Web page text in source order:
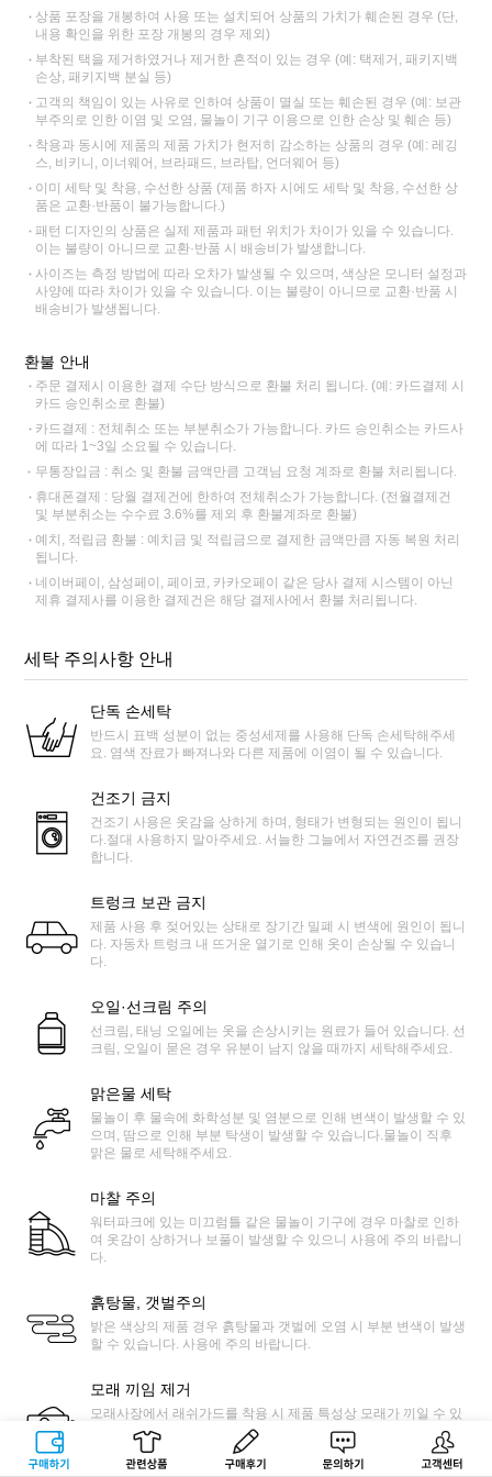
구매하기 관련상품 상품후기 문의하기 고객센터
상품 포장을 개봉하여 사용 또는 설치되어 상품의 가치가 훼손된 경우 (단,
내용 확인을 위한 포장 개봉의 경우 제외)
부착된 택을 제거하였거나 제거한 흔적이 있는 경우 (예: 택제거, 패키지백
손상, 패키지백 분실 등)
고객의 책임이 있는 사유로 인하여 상품이 멸실 또는 훼손된 경우 (예: 보관
부주의로 인한 이염 및 오염, 물놀이 기구 이용으로 인한 손상 및 훼손 등)
착용과 동시에 제품의 제품 가치가 현저히 감소하는 상품의 경우 (예: 레깅
스, 비키니, 이너웨어, 브라패드, 브라탑, 언더웨어 등)
이미 세탁 및 착용, 수선한 상품 (제품 하자 시에도 세탁 및 착용, 수선한 상
품은 교환·반품이 불가능합니다.)
패턴 디자인의 상품은 실제 제품과 패턴 위치가 차이가 있을 수 있습니다.
이는 불량이 아니므로 교환·반품 시 배송비가 발생합니다.
사이즈는 측정 방법에 따라 오차가 발생될 수 있으며, 색상은 모니터 설정과
사양에 따라 차이가 있을 수 있습니다. 이는 불량이 아니므로 교환·반품 시
배송비가 발생됩니다.
환불 안내
주문 결제시 이용한 결제 수단 방식으로 환불 처리 됩니다. (예: 카드결제 시
카드 승인취소로 환불)
카드결제 : 전체취소 또는 부분취소가 가능합니다. 카드 승인취소는 카드사
에 따라 1~3일 소요될 수 있습니다.
무통장입금 : 취소 및 환불 금액만큼 고객님 요청 계좌로 환불 처리됩니다.
휴대폰결제 : 당월 결제건에 한하여 전체취소가 가능합니다. (전월결제건
및 부분취소는 수수료 3.6%를 제외 후 환불계좌로 환불)
예치, 적립금 환불 : 예치금 및 적립금으로 결제한 금액만큼 자동 복원 처리
됩니다.
네이버페이, 삼성페이, 페이코, 카카오페이 같은 당사 결제 시스템이 아닌
제휴 결제사를 이용한 결제건은 해당 결제사에서 환불 처리됩니다.
세탁 주의사항 안내
단독 손세탁
반드시 표백 성분이 없는 중성세제를 사용해 단독 손세탁해주세
요. 염색 잔료가 빠져나와 다른 제품에 이염이 될 수 있습니다.
건조기 금지
건조기 사용은 옷감을 상하게 하며, 형태가 변형되는 원인이 됩니
다.절대 사용하지 말아주세요. 서늘한 그늘에서 자연건조를 권장
합니다.
트렁크 보관 금지
제품 사용 후 젖어있는 상태로 장기간 밀폐 시 변색에 원인이 됩니
다. 자동차 트렁크 내 뜨거운 열기로 인해 옷이 손상될 수 있습니
다.
오일·선크림 주의
선크림, 태닝 오일에는 옷을 손상시키는 원료가 들어 있습니다. 선
크림, 오일이 묻은 경우 유분이 남지 않을 때까지 세탁해주세요.
맑은물 세탁
물놀이 후 물속에 화학성분 및 염분으로 인해 변색이 발생할 수 있
으며, 땀으로 인해 부분 탁생이 발생할 수 있습니다.물놀이 직후
맑은 물로 세탁해주세요.
마찰 주의
워터파크에 있는 미끄럼틀 같은 물놀이 기구에 경우 마찰로 인하
여 옷감이 상하거나 보풀이 발생할 수 있으니 사용에 주의 바랍니
다.
흙탕물, 갯벌주의
밝은 색상의 제품 경우 흙탕물과 갯벌에 오염 시 부분 변색이 발생
할 수 있습니다. 사용에 주의 바랍니다.
모래 끼임 제거
모래사장에서 래쉬가드를 착용 시 제품 특성상 모래가 끼일 수 있
습니다. 제품을 늘린 상태에서 얇은 솔 등으로 쓸어 모래를 쉽게
제거가 가능합니다.